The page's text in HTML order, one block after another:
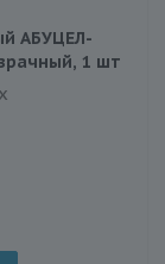
АБУЦЕЛ-
1 шт